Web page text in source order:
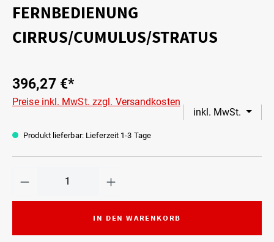
FERNBEDIENUNG
CIRRUS/CUMULUS/STRATUS
396,27 €*
inkl. MwSt.
Preise inkl. MwSt. zzgl. Versandkosten
Produkt lieferbar: Lieferzeit 1-3 Tage
IN DEN WARENKORB